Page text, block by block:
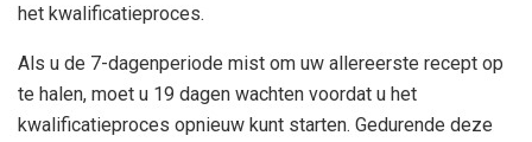
het kwalificatieproces.
Als u de 7-dagenperiode mist om uw allereerste recept op
te halen, moet u 19 dagen wachten voordat u het
kwalificatieproces opnieuw kunt starten. Gedurende deze